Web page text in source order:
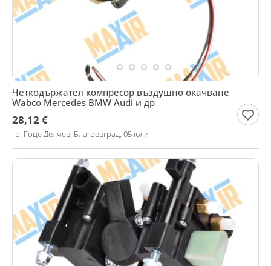
Четкодържател компресор въздушно окачване
Wabco Mercedes BMW Audi и др
28,12 €
гр. Гоце Делчев, Благоевград, 05 юли